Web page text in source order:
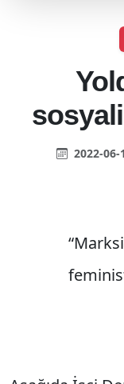
2022-06-